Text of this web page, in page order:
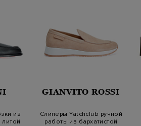
из
GIANVITO ROSSI
Слиперы Yatchclub ручной
работы из бархатистой